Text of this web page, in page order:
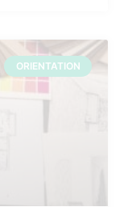
ORIENTATION